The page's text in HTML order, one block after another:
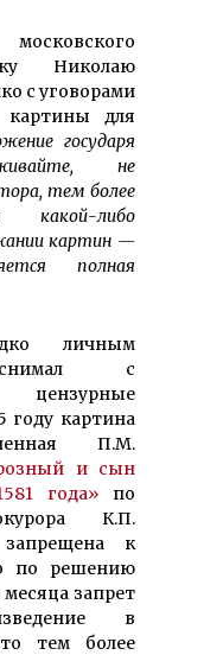
Николаю
с уговорами
для
государя
не
тем более
либо
картин —
полная
личным
снимал с
году картина
П.М.
и сын
года» по
К.П.
к
по решению
запрет
в
тем более